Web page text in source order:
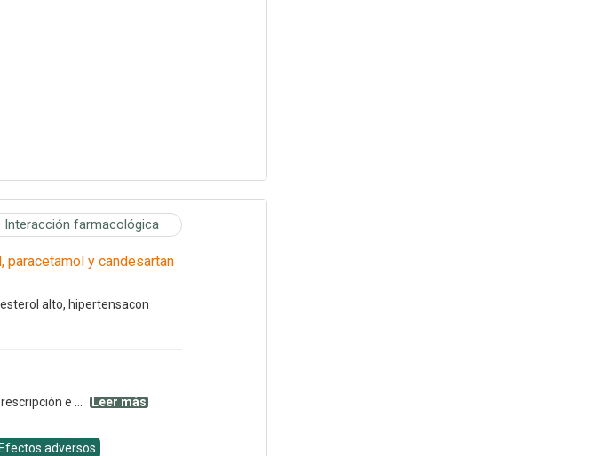
Interacción farmacológica
paracetamol y candesartan
alto, hipertensacon
e ... Leer más
Efectos adversos